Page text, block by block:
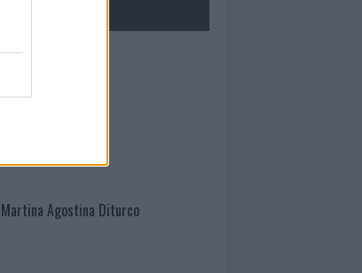
Mario Malu
Martina Agostina Diturco